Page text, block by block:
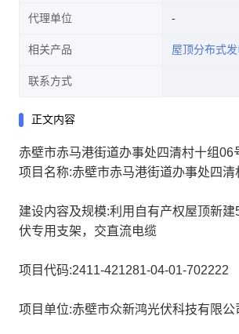
代理单位
相关产品 屋顶分布式
联系方式
正文内容
赤壁市赤马港街道办事处四清村十组
项目名称:赤壁市赤马港街道办事处四
建设内容及规模:利用自有产权屋顶新
伏专用支架，交直流电缆
项目代码:2411-421281-04-01-702222
项目单位:赤壁市众新鸿光伏科技有限公